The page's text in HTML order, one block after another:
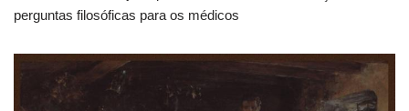
perguntas filosóficas para os médicos